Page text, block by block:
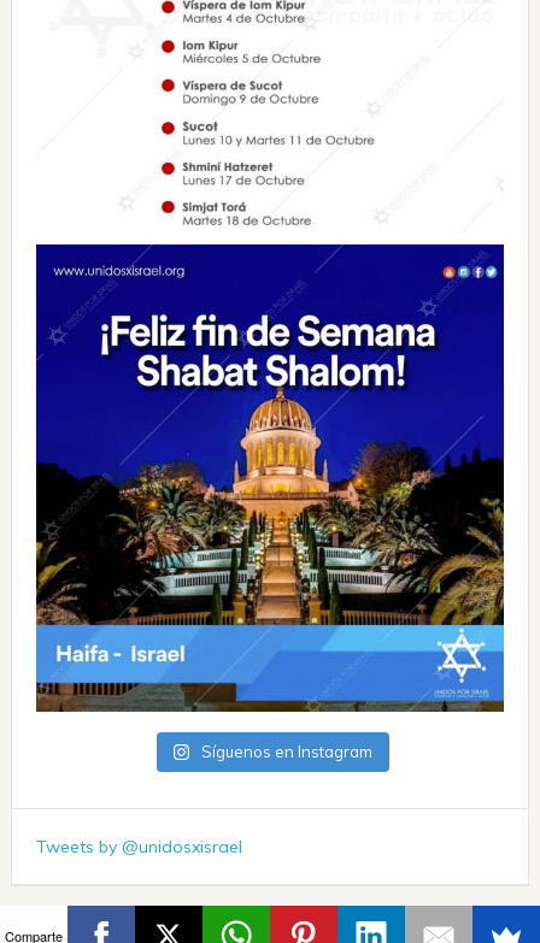
Síguenos en Instagram
Tweets by @unidosxisrael
Comparte